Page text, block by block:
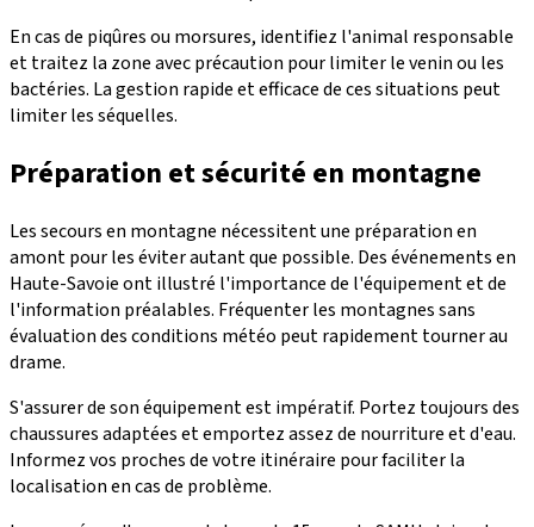
En cas de piqûres ou morsures, identifiez l'animal responsable
et traitez la zone avec précaution pour limiter le venin ou les
bactéries. La gestion rapide et efficace de ces situations peut
limiter les séquelles.
Préparation et sécurité en montagne
Les secours en montagne nécessitent une préparation en
amont pour les éviter autant que possible. Des événements en
Haute-Savoie ont illustré l'importance de l'équipement et de
l'information préalables. Fréquenter les montagnes sans
évaluation des conditions météo peut rapidement tourner au
drame.
S'assurer de son équipement est impératif. Portez toujours des
chaussures adaptées et emportez assez de nourriture et d'eau.
Informez vos proches de votre itinéraire pour faciliter la
localisation en cas de problème.